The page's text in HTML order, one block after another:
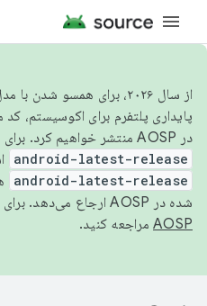
از سال ۲۰۲۶، برای همسو
پایداری پلتفرم برای اکوسیستم،
در AOSP منتشر خواهیم کرد. برای ساخت و مشارکت در AOSP،
android-latest-release
android-latest-release
شده در AOSP ارجاع می‌دهد. برای اطلاعات بیشتر، به
AOSP مراجعه کنید.